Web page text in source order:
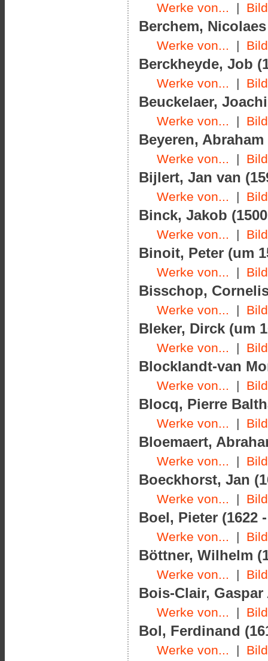
Werke von... |
Berchem, Nicolaes
Werke von... |
Berckheyde, Job
Werke von... |
Beuckelaer,
Werke von... |
Beyeren, Abraham
Werke von... |
Bijlert, Jan van
Werke von... |
Binck, Jakob
Werke von... |
Binoit, Peter (um
Werke von... |
Bisschop,
Werke von... |
Bleker, Dirck (um
Werke von... |
Blocklandt-van
Werke von... |
Blocq, Pierre
Werke von... |
Bloemaert,
Werke von... |
Boeckhorst, Jan
Werke von... |
Boel, Pieter (1622
Werke von... |
Böttner, Wilhelm
Werke von... |
Bois-Clair, Gaspar
Werke von... |
Bol, Ferdinand
Werke von... |